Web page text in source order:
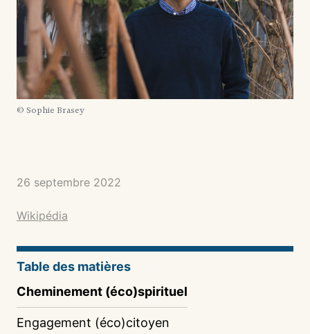
© Sophie Brasey
26 septembre 2022
Wikipédia
Table des matières
Cheminement (éco)spirituel
Engagement (éco)citoyen